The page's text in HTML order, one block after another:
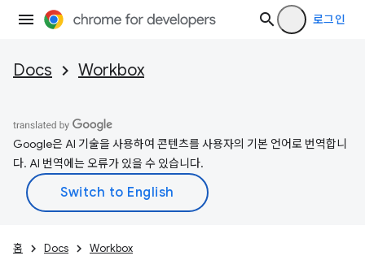
로그인
Docs Workbox
Google은 AI 기술을 사용하여 콘텐츠를 사용자의 기본 언어로 번역합니
다. AI 번역에는 오류가 있을 수 있습니다.
홈 Docs Workbox